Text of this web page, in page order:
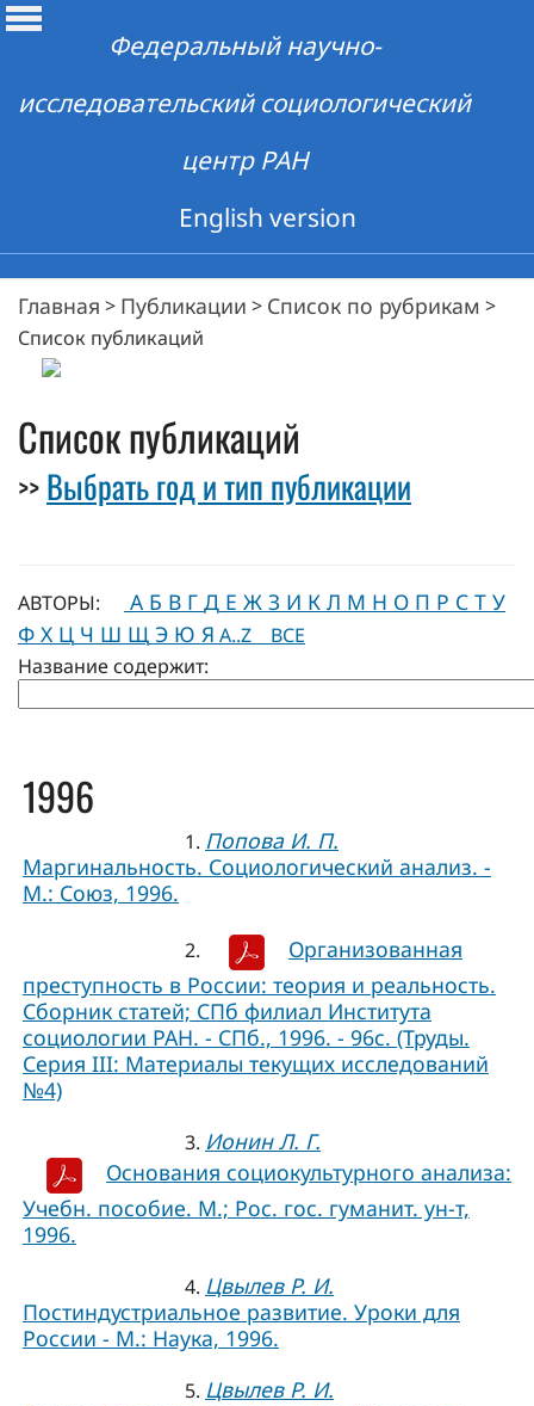
Федеральный научно-
исследовательский социологический
центр РАН
English version
Главная > Публикации > Список по рубрикам >
Список публикаций
Список публикаций
>>Выбрать год и тип публикации
АВТОРЫ: А Б В Г Д Е Ж З И К Л М Н О П Р С Т У
Ф Х Ц Ч Ш Щ Э Ю Я A..Z ВСЕ
Название содержит:
1996
1. Попова И. П.
Маргинальность. Социологический анализ. -
М.: Союз, 1996.
2.
Организованная
преступность в России: теория и реальность.
Сборник статей; СПб филиал Института
социологии РАН. - СПб., 1996. - 96с. (Труды.
Серия III: Материалы текущих исследований
№4)
3. Ионин Л. Г.
Основания социокультурного анализа:
Учебн. пособие. М.; Рос. гос. гуманит. ун-т,
1996.
4. Цвылев Р. И.
Постиндустриальное развитие. Уроки для
России - М.: Наука, 1996.
5. Цвылев Р. И.